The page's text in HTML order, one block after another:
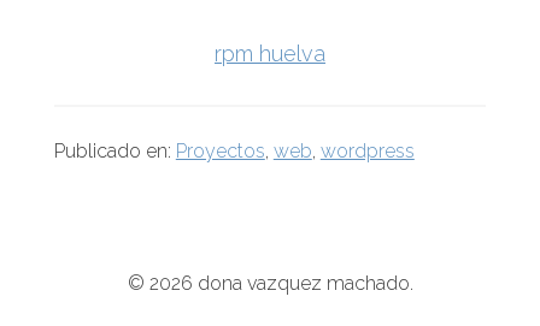
rpm huelva
Publicado en: Proyectos, web, wordpress
© 2026 dona vazquez machado.